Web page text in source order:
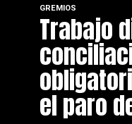
GREMIOS
Trabajo
el paro